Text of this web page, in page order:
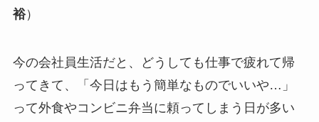
裕）
今の会社員生活だと、どうしても仕事で疲れて帰
ってきて、「今日はもう簡単なものでいいや…」
って外食やコンビニ弁当に頼ってしまう日が多い